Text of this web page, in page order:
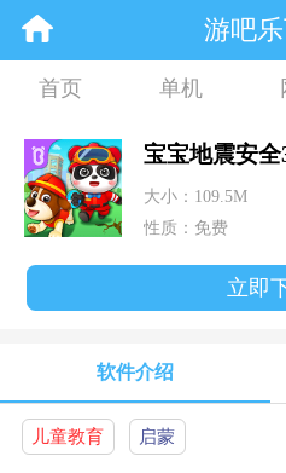
游吧
首页 单机
资讯 合集
宝宝地震安全
大小：109.5M
性质：免费
立即
软件介绍
儿童教育 启蒙